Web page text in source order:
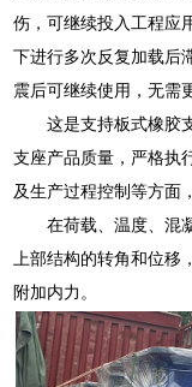
伤，可继续投入工程应
下进行多次反复加载后
震后可继续使用，无需
这是支持板式橡胶
支座产品质量，严格执
及生产过程控制等方面
在荷载、温度、混
上部结构的转角和位
附加内力。